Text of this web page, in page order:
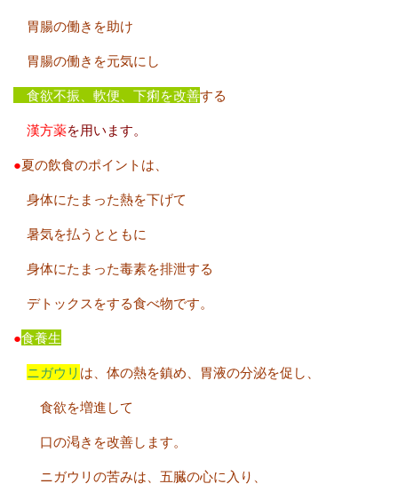
胃腸の働きを助け
胃腸の働きを元気にし
食欲不振、軟便、下痢を改善する
漢方薬を用います。
●夏の飲食のポイントは、
身体にたまった熱を下げて
暑気を払うとともに
身体にたまった毒素を排泄する
デトックスをする食べ物です。
●食養生
ニガウリ は、体の熱を鎮め、胃液の分泌を促し、
食欲を増進して
口の渇きを改善します。
ニガウリの苦みは、五臓の心に入り、